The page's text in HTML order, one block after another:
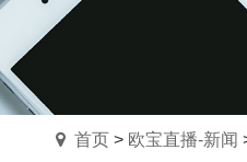
首页 > 欧宝直播-新闻